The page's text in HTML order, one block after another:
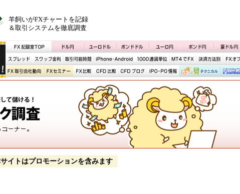
羊飼いがFXチャートを記録
＆取引システムを徹底調査
イトはプロモーションを含みます